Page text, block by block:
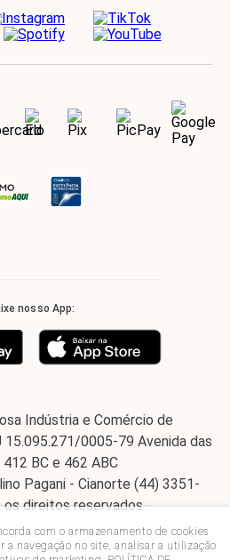
com o armazenamento de cookies
a navegação no site, analisar a utilização
nosso App:
Indústria e Comércio de
0005-79 Avenida das
412 BC e 462 ABC
Pagani - Cianorte (44) 3351-
direitos reservados.